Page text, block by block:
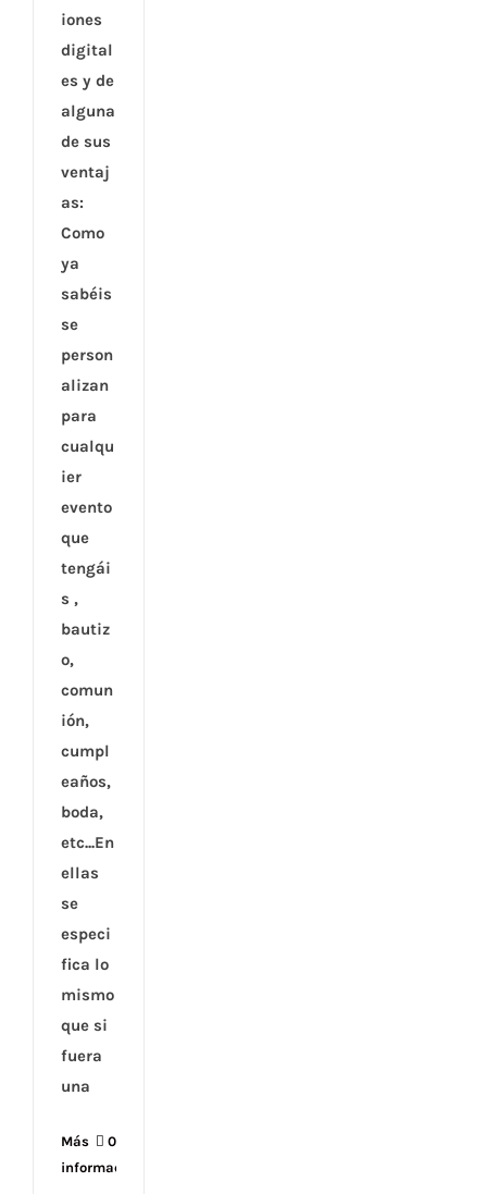
iones
digital
es y de
alguna
de sus
ventaj
as:
Como
ya
sabéis
se
person
alizan
para
cualqu
ier
evento
que
tengái
s ,
bautiz
o,
comun
ión,
cumpl
eaños,
boda,
etc...En
ellas
se
especi
fica lo
mismo
que si
fuera
una
Más
información
0